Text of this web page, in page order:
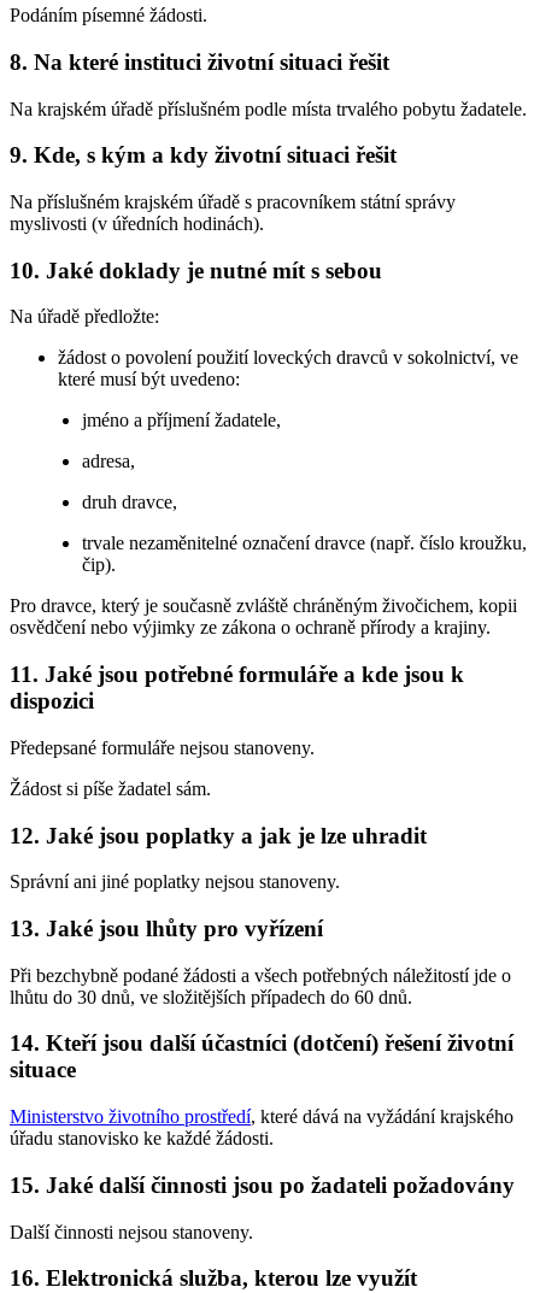
Podáním písemné žádosti.
8. Na které instituci životní situaci řešit
Na krajském úřadě příslušném podle místa trvalého pobytu žadatele.
9. Kde, s kým a kdy životní situaci řešit
Na příslušném krajském úřadě s pracovníkem státní správy
myslivosti (v úředních hodinách).
10. Jaké doklady je nutné mít s sebou
Na úřadě předložte:
žádost o povolení použití loveckých dravců v sokolnictví, ve
které musí být uvedeno:
jméno a příjmení žadatele,
adresa,
druh dravce,
trvale nezaměnitelné označení dravce (např. číslo kroužku,
čip).
Pro dravce, který je současně zvláště chráněným živočichem, kopii
osvědčení nebo výjimky ze zákona o ochraně přírody a krajiny.
11. Jaké jsou potřebné formuláře a kde jsou k
dispozici
Předepsané formuláře nejsou stanoveny.
Žádost si píše žadatel sám.
12. Jaké jsou poplatky a jak je lze uhradit
Správní ani jiné poplatky nejsou stanoveny.
13. Jaké jsou lhůty pro vyřízení
Při bezchybně podané žádosti a všech potřebných náležitostí jde o
lhůtu do 30 dnů, ve složitějších případech do 60 dnů.
14. Kteří jsou další účastníci (dotčení) řešení životní
situace
Ministerstvo životního prostředí, které dává na vyžádání krajského
úřadu stanovisko ke každé žádosti.
15. Jaké další činnosti jsou po žadateli požadovány
Další činnosti nejsou stanoveny.
16. Elektronická služba, kterou lze využít